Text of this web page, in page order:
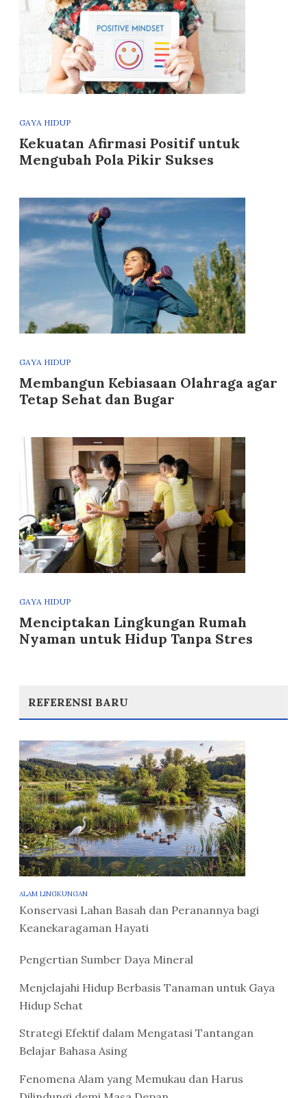
GAYA HIDUP
Kekuatan Afirmasi Positif untuk
Mengubah Pola Pikir Sukses
GAYA HIDUP
Membangun Kebiasaan Olahraga agar
Tetap Sehat dan Bugar
GAYA HIDUP
Menciptakan Lingkungan Rumah
Nyaman untuk Hidup Tanpa Stres
REFERENSI BARU
ALAM LINGKUNGAN
Konservasi Lahan Basah dan Peranannya bagi
Keanekaragaman Hayati
Pengertian Sumber Daya Mineral
Menjelajahi Hidup Berbasis Tanaman untuk Gaya
Hidup Sehat
Strategi Efektif dalam Mengatasi Tantangan
Belajar Bahasa Asing
Fenomena Alam yang Memukau dan Harus